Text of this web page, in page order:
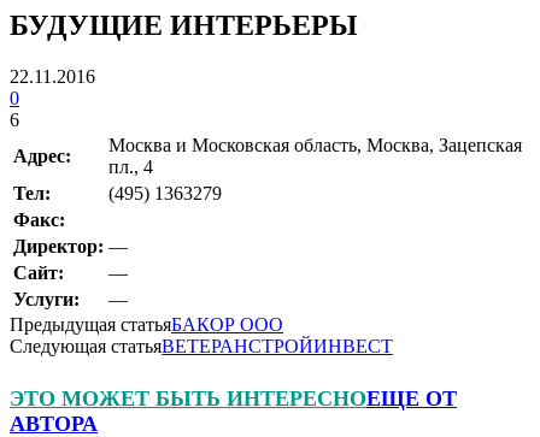
БУДУЩИЕ ИНТЕРЬЕРЫ
22.11.2016
0
6
Адрес:
Москва и Московская область, Москва, Зацепская
пл., 4
Teл:
(495) 1363279
Факс:
Директор: —
Сайт:
—
Услуги:
—
Предыдущая статьяБАКОР ООО
Следующая статьяВЕТЕРАНСТРОЙИНВЕСТ
ЭТО МОЖЕТ БЫТЬ ИНТЕРЕСНОЕЩЕ ОТ
АВТОРА